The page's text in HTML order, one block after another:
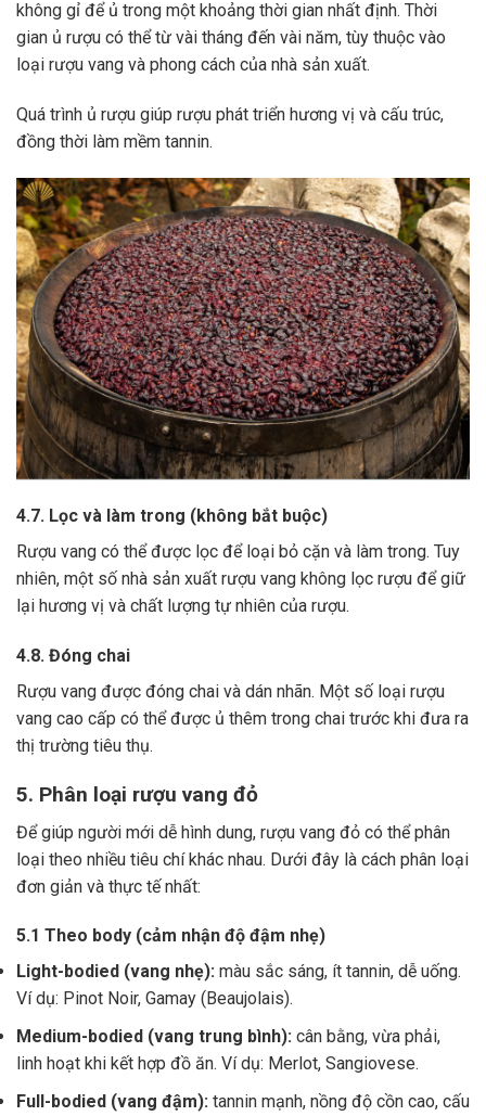
không gỉ để ủ trong một khoảng thời gian nhất định. Thời
gian ủ rượu có thể từ vài tháng đến vài năm, tùy thuộc vào
loại rượu vang và phong cách của nhà sản xuất.
Quá trình ủ rượu giúp rượu phát triển hương vị và cấu trúc,
đồng thời làm mềm tannin.
4.7. Lọc và làm trong (không bắt buộc)
Rượu vang có thể được lọc để loại bỏ cặn và làm trong. Tuy
nhiên, một số nhà sản xuất rượu vang không lọc rượu để giữ
lại hương vị và chất lượng tự nhiên của rượu.
4.8. Đóng chai
Rượu vang được đóng chai và dán nhãn. Một số loại rượu
vang cao cấp có thể được ủ thêm trong chai trước khi đưa ra
thị trường tiêu thụ.
5. Phân loại rượu vang đỏ
Để giúp người mới dễ hình dung, rượu vang đỏ có thể phân
loại theo nhiều tiêu chí khác nhau. Dưới đây là cách phân loại
đơn giản và thực tế nhất:
5.1 Theo body (cảm nhận độ đậm nhẹ)
Light-bodied (vang nhẹ): màu sắc sáng, ít tannin, dễ uống.
Ví dụ: Pinot Noir, Gamay (Beaujolais).
Medium-bodied (vang trung bình): cân bằng, vừa phải,
linh hoạt khi kết hợp đồ ăn. Ví dụ: Merlot, Sangiovese.
Full-bodied (vang đậm): tannin mạnh, nồng độ cồn cao, cấu